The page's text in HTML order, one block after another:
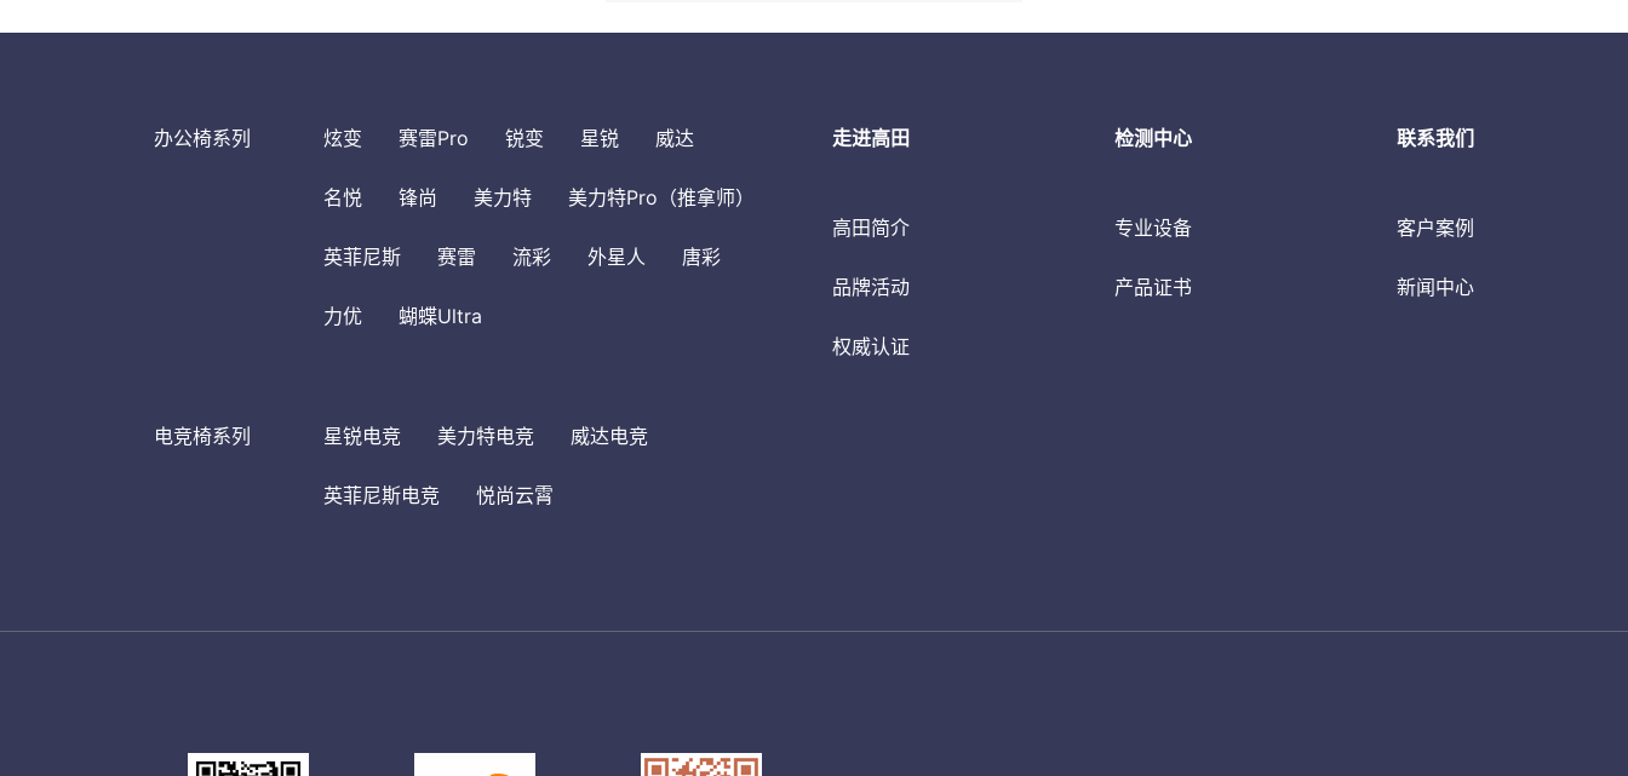
办公椅系列 炫变 赛雷Pro 锐变 星锐 威达
名悦 锋尚 美力特 美力特Pro（推拿师）
英菲尼斯 赛雷 流彩 外星人 唐彩
力优 蝴蝶Ultra
电竞椅系列 星锐电竞 美力特电竞 威达电竞
英菲尼斯电竞 悦尚云霄
走进高田 检测中心 联系我们
高田简介 专业设备 客户案例
品牌活动 产品证书 新闻中心
权威认证